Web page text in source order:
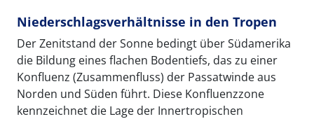
Niederschlagsverhältnisse in den Tropen
Der Zenitstand der Sonne bedingt über Südamerika
die Bildung eines flachen Bodentiefs, das zu einer
Konfluenz (Zusammenfluss) der Passatwinde aus
Norden und Süden führt. Diese Konfluenzzone
kennzeichnet die Lage der Innertropischen